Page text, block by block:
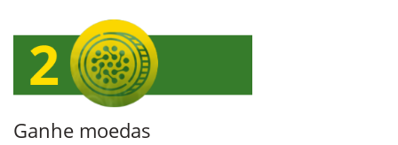
Ganhe moedas